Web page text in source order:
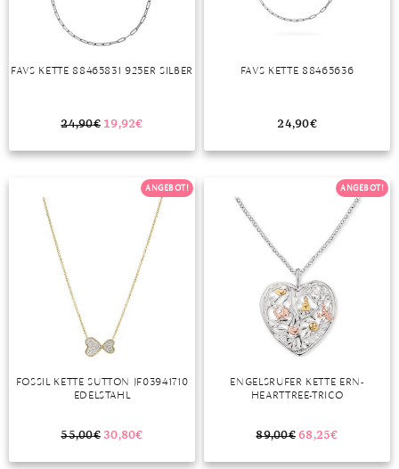
FAVS KETTE 88465831 925ER SILBER
24,90€ 19,92€
FAVS KETTE 88465636
24,90€
ANGEBOT!
FOSSIL KETTE SUTTON JF03941710
EDELSTAHL
55,00€ 30,80€
ANGEBOT!
ENGELSRUFER KETTE ERN-
HEARTTREE-TRICO
89,00€ 68,25€